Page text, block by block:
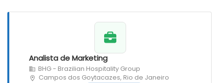
Analista de Marketing
BHG - Brazilian Hospitality Group
Campos dos Goytacazes, Rio de Janeiro